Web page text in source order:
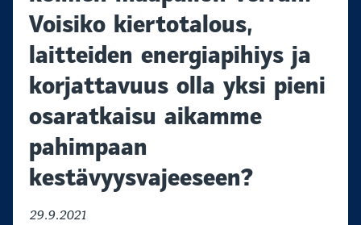
Voisiko kiertotalous,
laitteiden energiapihiys ja
korjattavuus olla yksi pieni
osaratkaisu aikamme
pahimpaan
kestävyysvajeeseen?
29.9.2021